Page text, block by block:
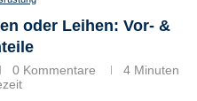
oder Leihen: Vor- &
0 Kommentare
4 Minuten